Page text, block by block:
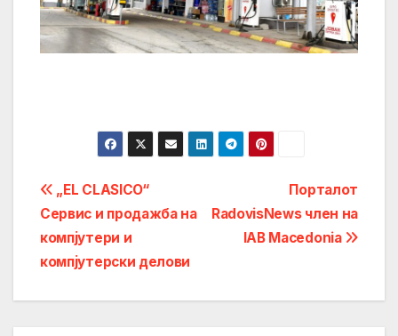
Post
navigation
Порталот
RadovisNews член на
IAB Macedonia
„EL CLASICO“
Сервис и продажба на
компјутери и
компјутерски делови